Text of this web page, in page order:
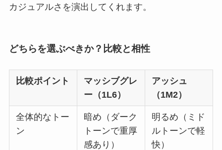
カジュアルさを演出してくれます。
どちらを選ぶべきか？比較と相性
比較ポイント
マッシブグレ
ー（1L6）
アッシュ
（1M2）
全体的なトー
ン
暗め（ダーク
トーンで重厚
感あり）
明るめ（ミド
ルトーンで軽
快）